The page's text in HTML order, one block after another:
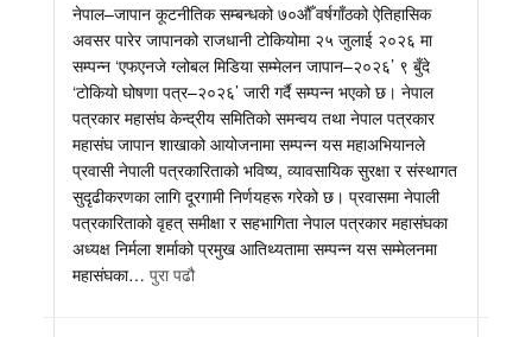
नेपाल–जापान कूटनीतिक सम्बन्धको ७०औँ वर्षगाँठको ऐतिहासिक
अवसर पारेर जापानको राजधानी टोकियोमा २५ जुलाई २०२६ मा
सम्पन्न ‘एफएनजे ग्लोबल मिडिया सम्मेलन जापान–२०२६’ ९ बुँदे
‘टोकियो घोषणा पत्र–२०२६’ जारी गर्दै सम्पन्न भएको छ। नेपाल
पत्रकार महासंघ केन्द्रीय समितिको समन्वय तथा नेपाल पत्रकार
महासंघ जापान शाखाको आयोजनामा सम्पन्न यस महाअभियानले
प्रवासी नेपाली पत्रकारिताको भविष्य, व्यावसायिक सुरक्षा र संस्थागत
सुदृढीकरणका लागि दूरगामी निर्णयहरू गरेको छ। प्रवासमा नेपाली
पत्रकारिताको वृहत् समीक्षा र सहभागिता नेपाल पत्रकार महासंघका
अध्यक्ष निर्मला शर्माको प्रमुख आतिथ्यतामा सम्पन्न यस सम्मेलनमा
महासंघका… पुरा पढौ